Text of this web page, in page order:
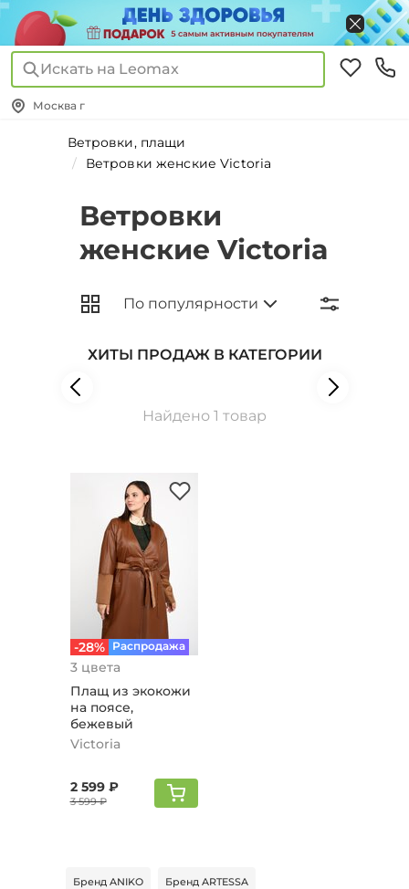
Искать на Leomax
Москва г
Ветровки, плащи
Ветровки женские Victoria
Ветровки
женские Victoria
ХИТЫ ПРОДАЖ В КАТЕГОРИИ
Найдено 1 товар
-28% Распродажа
3 цвета
Плащ из экокожи
на поясе,
бежевый
Victoria
2 599 ₽
3 599 ₽
Бренд ANIKO Бренд ARTESSA